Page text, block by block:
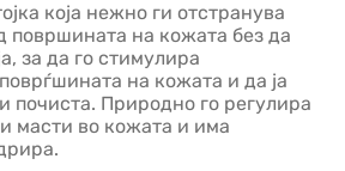
која нежно ги отстранува
површината на кожата без да
за да го стимулира
на кожата и да ја
почиста. Природно го регулира
масти во кожата и има